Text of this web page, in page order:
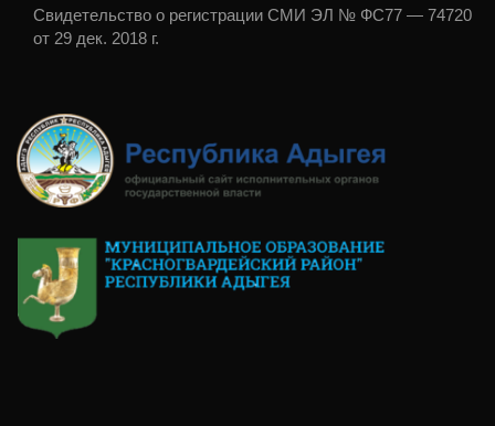
Свидетельство о регистрации СМИ ЭЛ № ФС77 — 74720
от 29 дек. 2018 г.